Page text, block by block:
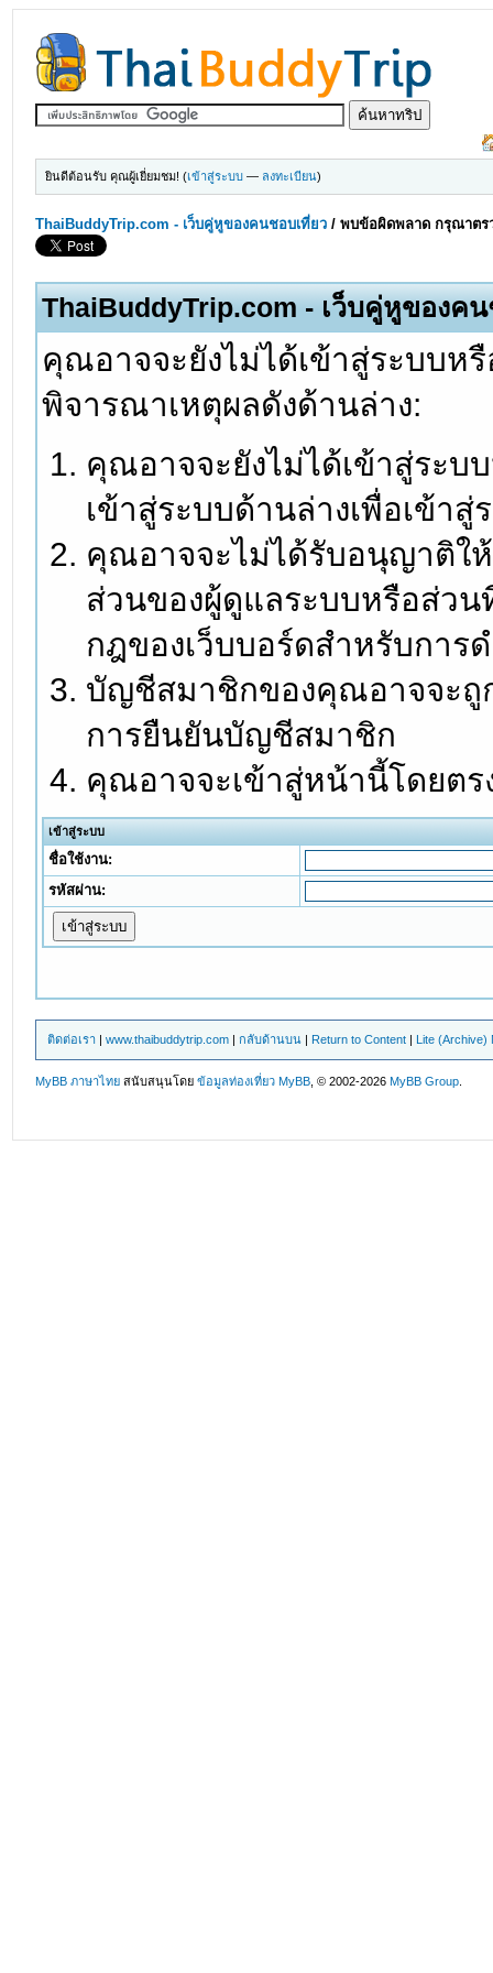
ยินดีต้อนรับ คุณผู้เยี่ยมชม! (เข้าสู่ระบบ — ลงทะเบียน)
ThaiBuddyTrip.com - เว็บคู่หูของคนชอบเที่ยว /พบข้อผิดพลาด กรุณาตร
ThaiBuddyTrip.com - เว็บคู่หูของค
คุณอาจจะยังไม่ได้เข้าสู่ระบบ
พิจารณาเหตุผลดังด้านล่าง:
คุณอาจจะยังไม่ได้เข้าสู่ระบ
เข้าสู่ระบบด้านล่างเพื่อเข้า
คุณอาจจะไม่ได้รับอนุญาติใ
ส่วนของผู้ดูแลระบบหรือส่ว
กฎของเว็บบอร์ดสำหรับการ
บัญชีสมาชิกของคุณอาจจะถู
การยืนยันบัญชีสมาชิก
คุณอาจจะเข้าสู่หน้านี้โดยต
เข้าสู่ระบบ
ชื่อใช้งาน:
รหัสผ่าน:
ติดต่อเรา |www.thaibuddytrip.com |กลับด้านบน | Return to Content | Lite (Archive)
MyBB ภาษาไทย สนับสนุนโดยข้อมูลท่องเที่ยว MyBB , © 2002-2026MyBB Group